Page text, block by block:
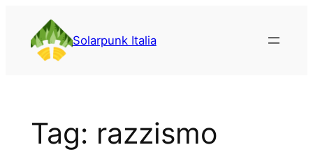
contenuto
Solarpunk Italia
Tag: razzismo